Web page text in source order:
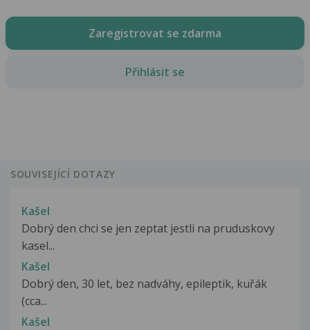
Zaregistrovat se zdarma
Přihlásit se
SOUVISEJÍCÍ DOTAZY
Kašel
Dobrý den chci se jen zeptat jestli na pruduskovy
kasel...
Kašel
Dobrý den, 30 let, bez nadváhy, epileptik, kuřák
(cca...
Kašel